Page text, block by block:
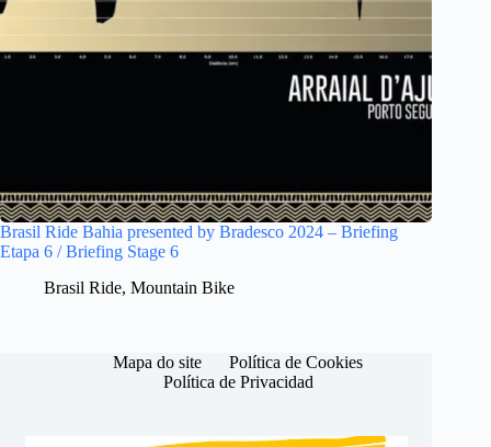
Brasil Ride Bahia presented by Bradesco 2024 – Briefing
Etapa 6 / Briefing Stage 6
Brasil Ride, Mountain Bike
Mapa do site
Política de Cookies
Política de Privacidad